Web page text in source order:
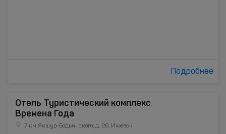
Подробнее
Отель Туристический комплекс
Времена Года
7 км Якшур-Бодьинского, д. 26, Ижевск